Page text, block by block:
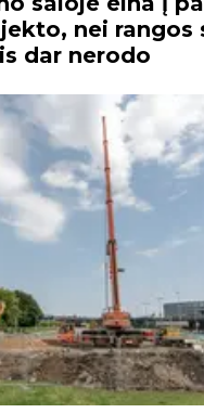
nei rangos
dar nerodo